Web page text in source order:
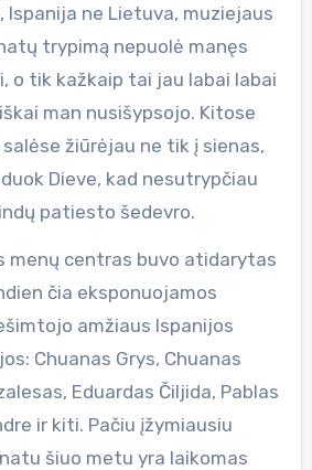
Ispanija ne Lietuva, muziejaus
trypimą nepuolė manęs
o tik kažkaip tai jau labai labai
man nusišypsojo. Kitose
žiūrėjau ne tik į sienas,
Dieve, kad nesutrypčiau
patiesto šedevro.
menų centras buvo atidarytas
čia eksponuojamos
amžiaus Ispanijos
Chuanas Grys, Chuanas
Eduardas Čiljida, Pablas
ir kiti. Pačiu įžymiausiu
šiuo metu yra laikomas